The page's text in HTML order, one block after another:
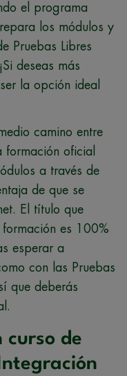
el programa
los módulos y
Pruebas Libres
deseas más
la opción ideal
camino entre
formación oficial
a través de
de que se
El título que
es 100%
esperar a
con las Pruebas
que deberás
curso de